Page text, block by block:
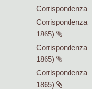
Corrispondenza
Corrispondenza
1865)
Corrispondenza
1865)
Corrispondenza
1865)